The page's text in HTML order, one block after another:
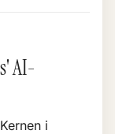
AI-
Kernen i